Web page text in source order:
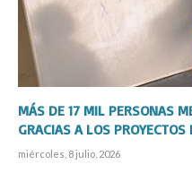
MÁS DE 17 MIL PERSONAS
GRACIAS A LOS
miércoles, 8 julio, 2026